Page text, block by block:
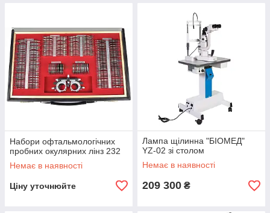
Набори офтальмологічних
пробних окулярних лінз 232
Немає в наявності
Ціну уточнюйте
Лампа щілинна "БІОМЕД"
YZ-02 зі столом
Немає в наявності
209 300 ₴